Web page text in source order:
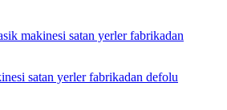
satan yerler fabrikadan defolu